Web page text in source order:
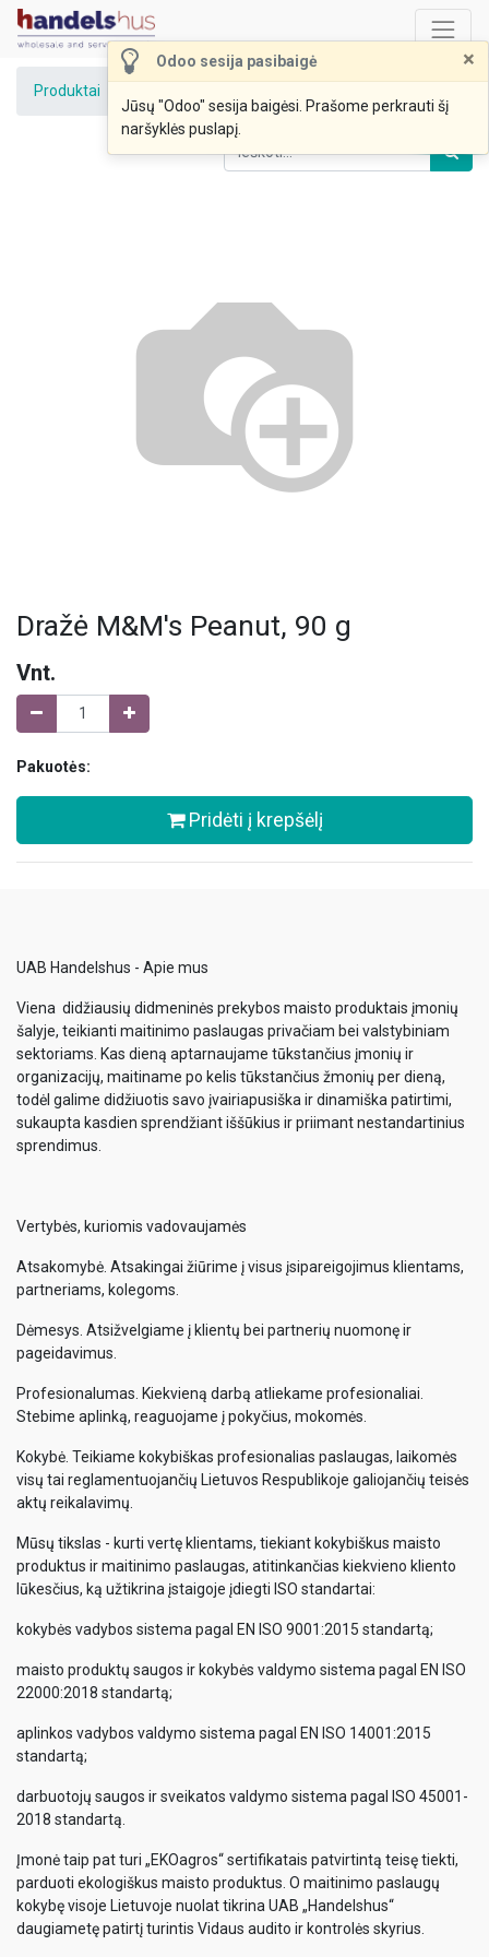
Odoo sesija pasibaigė ×
Jūsų "Odoo" sesija baigėsi. Prašome perkrauti šį
naršyklės puslapį.
Produktai
Dražė M&M's Peanut, 90 g
Vnt.
Pakuotės:
Pridėti į krepšėlį
UAB Handelshus - Apie mus
Viena didžiausių didmeninės prekybos maisto produktais įmonių
šalyje, teikianti maitinimo paslaugas privačiam bei valstybiniam
sektoriams. Kas dieną aptarnaujame tūkstančius įmonių ir
organizacijų, maitiname po kelis tūkstančius žmonių per dieną,
todėl galime didžiuotis savo įvairiapusiška ir dinamiška patirtimi,
sukaupta kasdien sprendžiant iššūkius ir priimant nestandartinius
sprendimus.
Vertybės, kuriomis vadovaujamės
Atsakomybė. Atsakingai žiūrime į visus įsipareigojimus klientams,
partneriams, kolegoms.
Dėmesys. Atsižvelgiame į klientų bei partnerių nuomonę ir
pageidavimus.
Profesionalumas. Kiekvieną darbą atliekame profesionaliai.
Stebime aplinką, reaguojame į pokyčius, mokomės.
Kokybė. Teikiame kokybiškas profesionalias paslaugas, laikomės
visų tai reglamentuojančių Lietuvos Respublikoje galiojančių teisės
aktų reikalavimų.
Mūsų tikslas - kurti vertę klientams, tiekiant kokybiškus maisto
produktus ir maitinimo paslaugas, atitinkančias kiekvieno kliento
lūkesčius, ką užtikrina įstaigoje įdiegti ISO standartai:
kokybės vadybos sistema pagal EN ISO 9001:2015 standartą;
maisto produktų saugos ir kokybės valdymo sistema pagal EN ISO
22000:2018 standartą;
aplinkos vadybos valdymo sistema pagal EN ISO 14001:2015
standartą;
darbuotojų saugos ir sveikatos valdymo sistema pagal ISO 45001-
2018 standartą.
Įmonė taip pat turi „EKOagros“ sertifikatais patvirtintą teisę tiekti,
parduoti ekologiškus maisto produktus. O maitinimo paslaugų
kokybę visoje Lietuvoje nuolat tikrina UAB „Handelshus“
daugiametę patirtį turintis Vidaus audito ir kontrolės skyrius.